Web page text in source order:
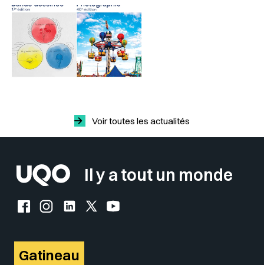
Voir toutes les actualités
Il y a tout un monde
Facebook de l'UQO
Instagram de l'UQO
LinkedIn de l'UQO
X (Twitter) de l'UQO
YouTube de l'UQO
Gatineau